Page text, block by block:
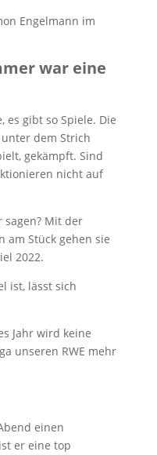
Engelmann im
war eine
es gibt so Spiele. Die
dem Strich
gekämpft. Sind
nicht auf
sagen? Mit der
am Stück gehen sie
2022.
ist, lässt sich
Jahr wird keine
unseren RWE mehr
einen
er eine top